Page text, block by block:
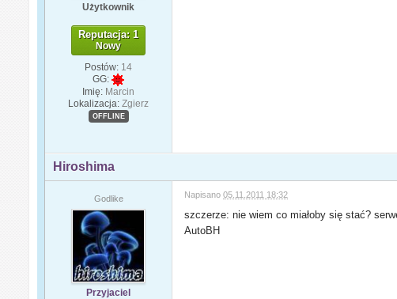
Użytkownik
Reputacja: 1
Nowy
Postów: 14
GG:
Imię: Marcin
Lokalizacja: Zgierz
OFFLINE
Hiroshima
Godlike
Przyjaciel
Napisano05.11.2011 18:32
szczerze: nie wiem co miałoby się stać?
AutoBH